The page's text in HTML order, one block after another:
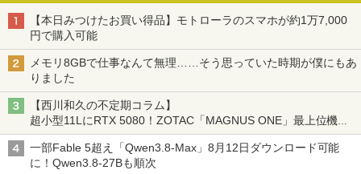
【本日みつけたお買い得品】モトローラのスマホが約1万7,000
円で購入可能
メモリ8GBで仕事なんて無理……そう思っていた時期が僕にもあ
りました
【西川和久の不定期コラム】
超小型11LにRTX 5080！ZOTAC「MAGNUS ONE」最上位機の
実力を探る
一部Fable 5超え「Qwen3.8-Max」8月12日ダウンロード可能
に！Qwen3.8-27Bも順次